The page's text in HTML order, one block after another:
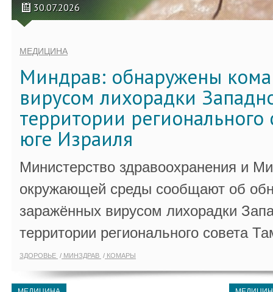
30.07.2026
МЕДИЦИНА
Миндрав: обнаружены
вирусом лихорадки
территории регионального
юге Израиля
Министерство здравоохранения и
окружающей среды сообщают об
заражённых вирусом лихорадки
территории регионального совета
ЗДОРОВЬЕ МИНЗДРАВ КОМАРЫ